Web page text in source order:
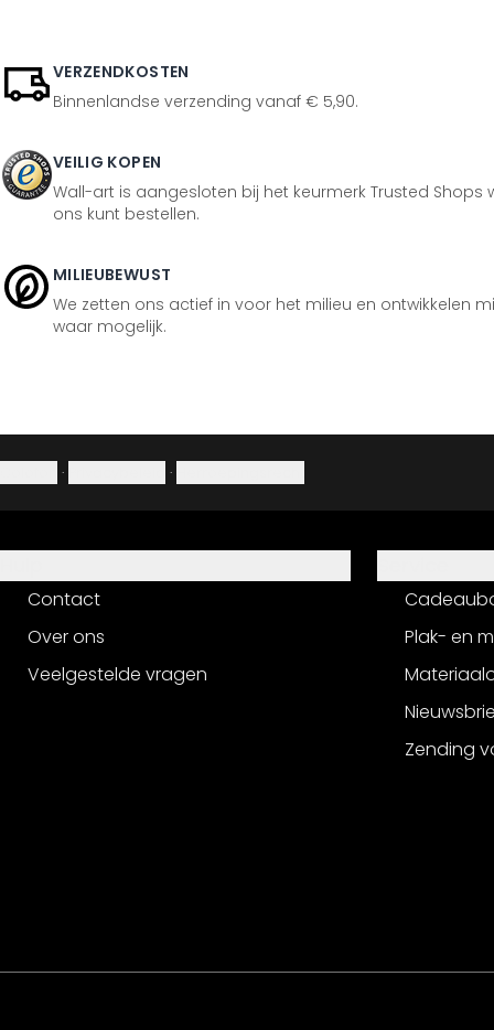
VERZENDKOSTEN
Binnenlandse verzending vanaf € 5,90.
VEILIG KOPEN
Wall-art is aangesloten bij het keurmerk Trusted Shops
ons kunt bestellen.
MILIEUBEWUST
We zetten ons actief in voor het milieu en ontwikkelen
waar mogelijk.
· ·
Contact
Over ons
Veelgestelde vragen
Plak- en
Zending